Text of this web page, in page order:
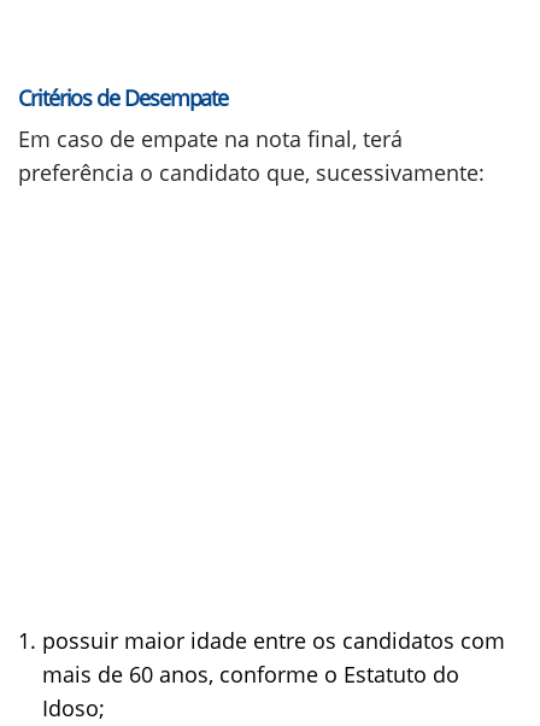
Critérios de Desempate
Em caso de empate na nota final, terá
preferência o candidato que, sucessivamente:
possuir maior idade entre os candidatos com
mais de 60 anos, conforme o Estatuto do
Idoso;